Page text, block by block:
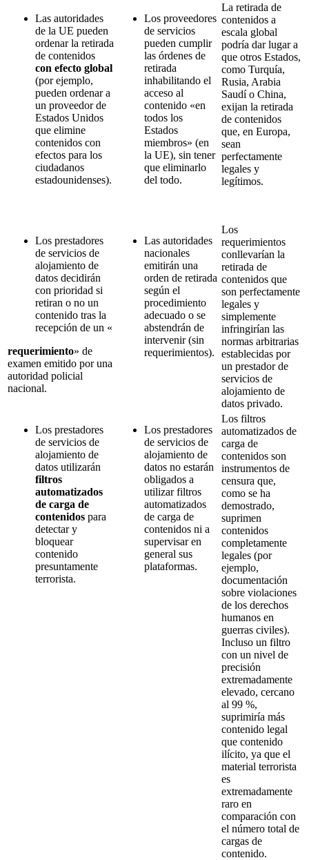
Las autoridades
de la UE pueden
ordenar la retirada
de contenidos
con efecto global
(por ejemplo,
pueden ordenar a
un proveedor de
Estados Unidos
que elimine
contenidos con
efectos para los
ciudadanos
estadounidenses).
Los proveedores
de servicios
pueden cumplir
las órdenes de
retirada
inhabilitando el
acceso al
contenido «en
todos los
Estados
miembros» (en
la UE), sin tener
que eliminarlo
del todo.
La retirada de
contenidos a
escala global
podría dar lugar a
que otros Estados,
como Turquía,
Rusia, Arabia
Saudí o China,
exijan la retirada
de contenidos
que, en Europa,
sean
perfectamente
legales y
legítimos.
Los prestadores
de servicios de
alojamiento de
datos decidirán
con prioridad si
retiran o no un
contenido tras la
recepción de un «
requerimiento» de
examen emitido por una
autoridad policial
nacional.
Las autoridades
nacionales
emitirán una
orden de retirada
según el
procedimiento
adecuado o se
abstendrán de
intervenir (sin
requerimientos).
Los
requerimientos
conllevarían la
retirada de
contenidos que
son perfectamente
legales y
simplemente
infringirían las
normas arbitrarias
establecidas por
un prestador de
servicios de
alojamiento de
datos privado.
Los prestadores
de servicios de
alojamiento de
datos utilizarán
filtros
automatizados
de carga de
contenidos para
detectar y
bloquear
contenido
presuntamente
terrorista.
Los prestadores
de servicios de
alojamiento de
datos no estarán
obligados a
utilizar filtros
automatizados
de carga de
contenidos ni a
supervisar en
general sus
plataformas.
Los filtros
automatizados de
carga de
contenidos son
instrumentos de
censura que,
como se ha
demostrado,
suprimen
contenidos
completamente
legales (por
ejemplo,
documentación
sobre violaciones
de los derechos
humanos en
guerras civiles).
Incluso un filtro
con un nivel de
precisión
extremadamente
elevado, cercano
al 99 %,
suprimiría más
contenido legal
que contenido
ilícito, ya que el
material terrorista
es
extremadamente
raro en
comparación con
el número total de
cargas de
contenido.